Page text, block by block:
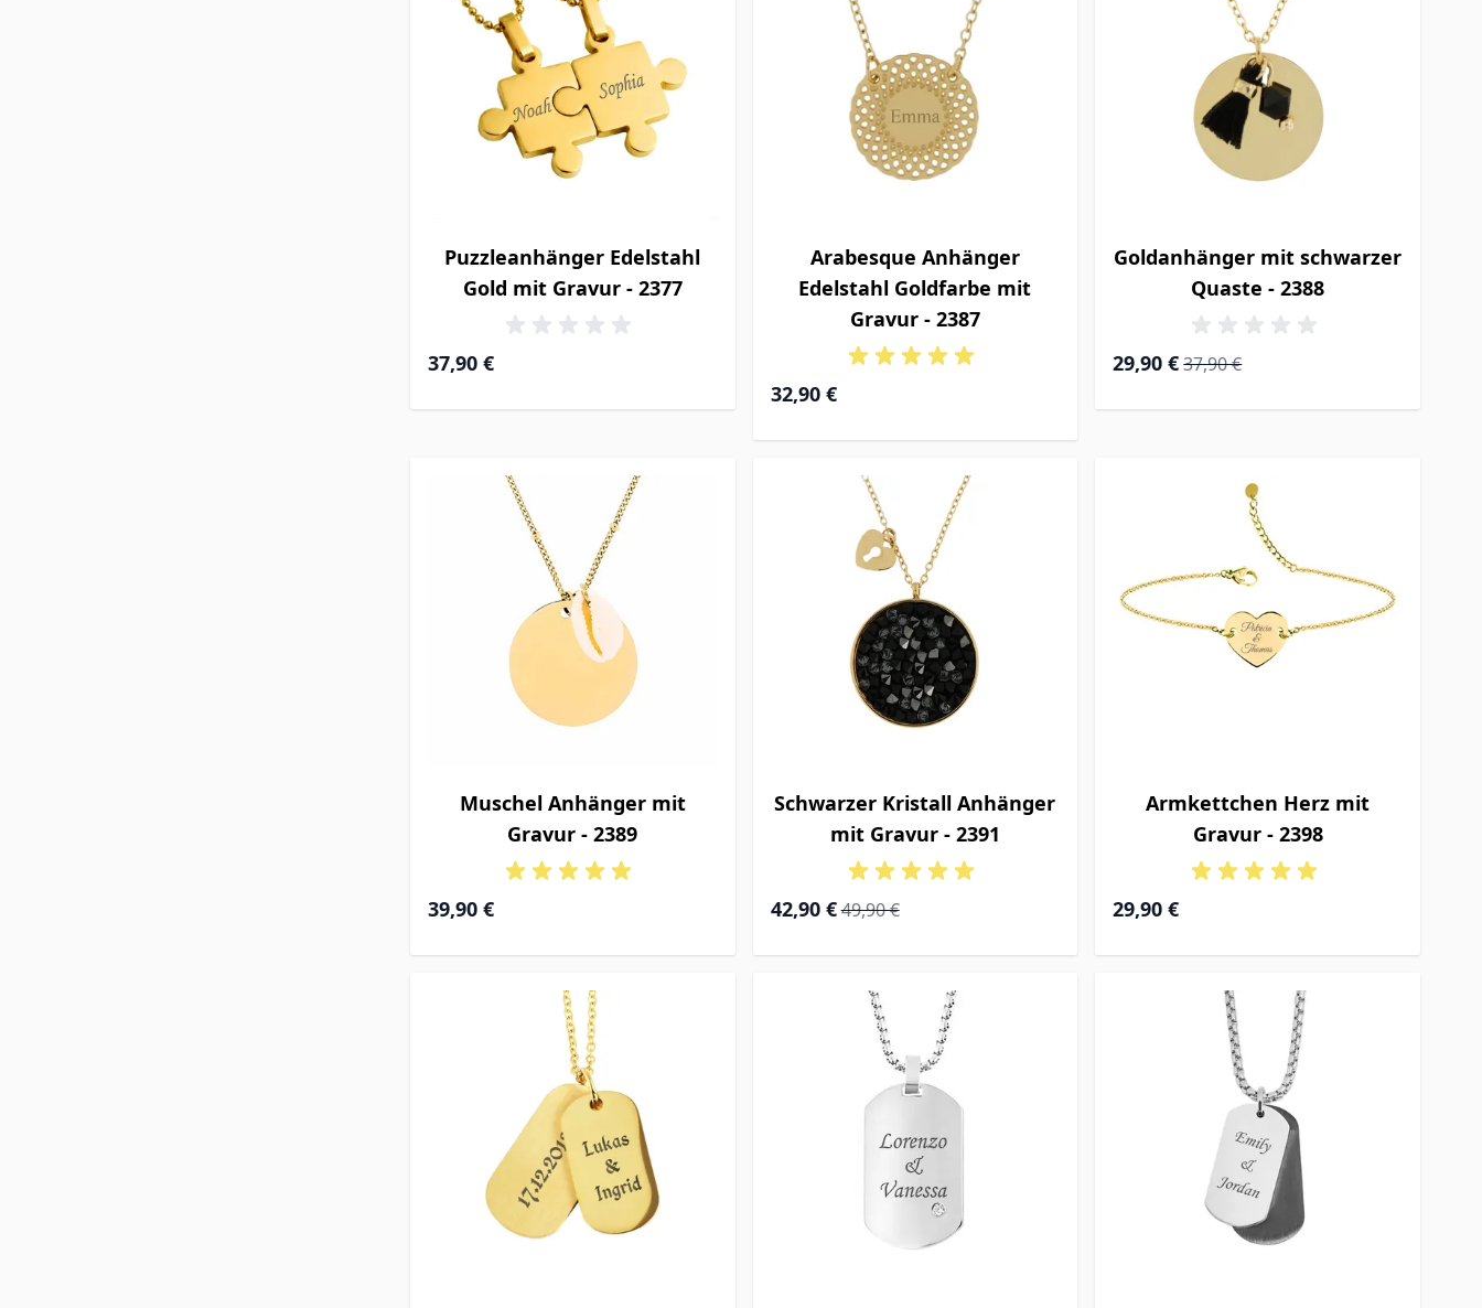
Puzzleanhänger Edelstahl
Gold mit Gravur - 2377
37,90 €
Arabesque Anhänger
Edelstahl Goldfarbe mit
Gravur - 2387
32,90 €
Goldanhänger mit schwarzer
Quaste - 2388
Special Price
29,90 € Regular Price
37,90 €
Muschel Anhänger mit
Gravur - 2389
39,90 €
Schwarzer Kristall Anhänger
mit Gravur - 2391
Special Price
42,90 € Regular Price
49,90 €
Armkettchen Herz mit
Gravur - 2398
29,90 €